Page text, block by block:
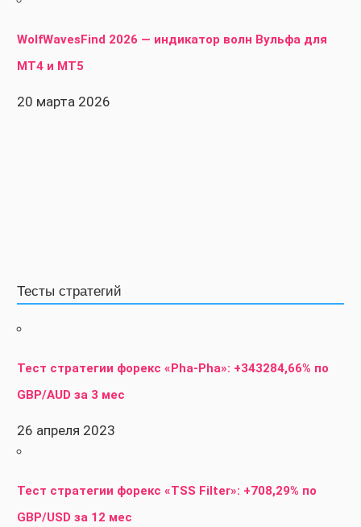
WolfWavesFind 2026 — индикатор волн Вульфа для
MT4 и MT5
20 марта 2026
Тесты стратегий
Тест стратегии форекс «Pha-Pha»: +343284,66% по
GBP/AUD за 3 мес
26 апреля 2023
Тест стратегии форекс «TSS Filter»: +708,29% по
GBP/USD за 12 мес